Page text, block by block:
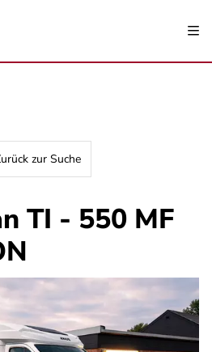
zur Suche
TI - 550 MF